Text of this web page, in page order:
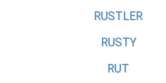
RUSTLER
RUSTY
RUT